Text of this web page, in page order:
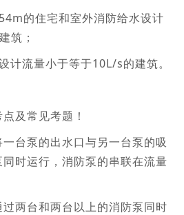
的住宅和室外消防给水设计
筑；
流量小于等于10L/s的建筑。
及常见考题！
泵的出水口与另一台泵的吸
时运行，消防泵的串联在流量
两台和两台以上的消防泵同时